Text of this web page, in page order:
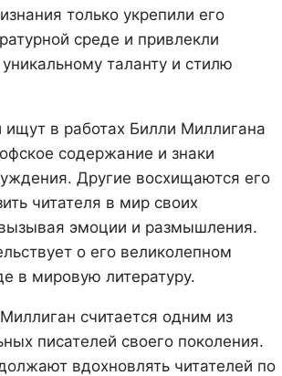
только укрепили его
среде и привлекли
таланту и стилю
ищут в работах Билли Миллигана
содержание и знаки
Другие восхищаются его
читателя в мир своих
эмоции и размышления.
о его великолепном
в мировую литературу.
считается одним из
писателей своего поколения.
вдохновлять читателей по